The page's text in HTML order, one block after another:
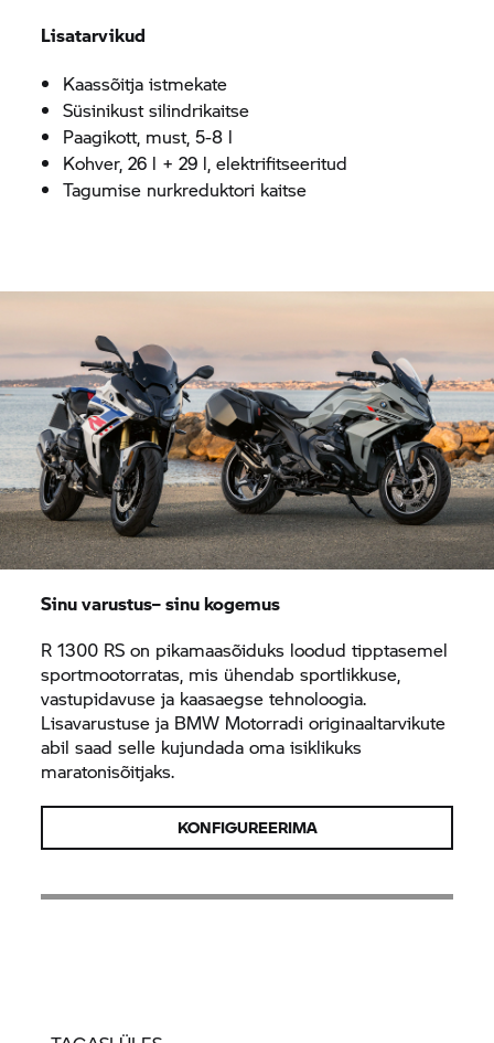
Lisatarvikud
Kaassõitja istmekate
Süsinikust silindrikaitse
Paagikott, must, 5-8 l
Kohver, 26 l + 29 l, elektrifitseeritud
Tagumise nurkreduktori kaitse
Sinu varustus– sinu kogemus
R 1300 RS on pikamaasõiduks loodud tipptasemel
sportmootorratas, mis ühendab sportlikkuse,
vastupidavuse ja kaasaegse tehnoloogia.
Lisavarustuse ja BMW Motorradi originaaltarvikute
abil saad selle kujundada oma isiklikuks
maratonisõitjaks.
KONFIGUREERIMA